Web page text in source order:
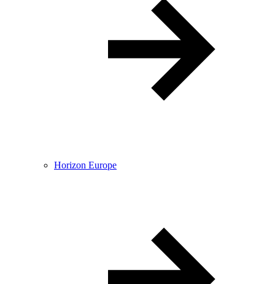
Horizon Europe